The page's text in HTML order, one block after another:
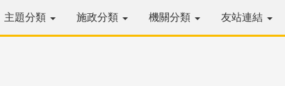
主題分類 施政分類 機關分類 友站連結